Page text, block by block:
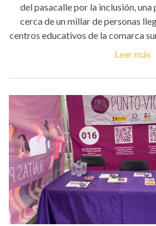
del pasacalle por la inclusión,
cerca de un millar de personas
centros educativos de la comarca
Leer más